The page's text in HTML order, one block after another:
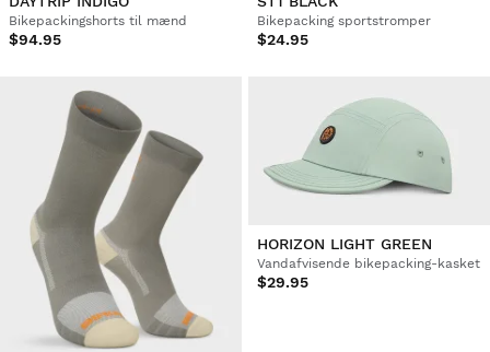
Bikepackingshorts til mænd
$94.95
Bikepacking sportstromper
$24.95
HORIZON LIGHT GREEN
Vandafvisende bikepacking-kasket
$29.95